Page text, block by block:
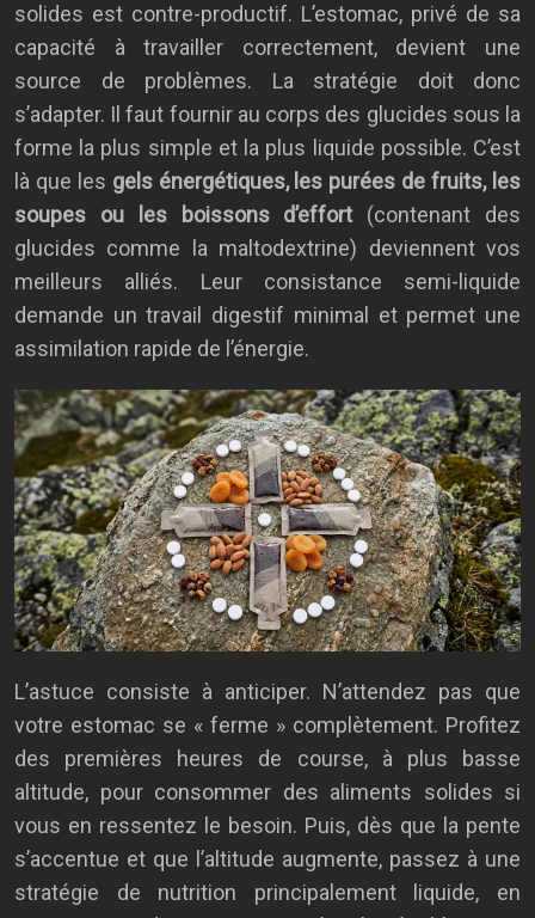
solides est contre-productif. L’estomac, privé de sa
capacité à travailler correctement, devient une
source de problèmes. La stratégie doit donc
s’adapter. Il faut fournir au corps des glucides sous la
forme la plus simple et la plus liquide possible. C’est
là que les gels énergétiques, les purées de fruits, les
soupes ou les boissons d’effort(contenant des
glucides comme la maltodextrine) deviennent vos
meilleurs alliés. Leur consistance semi-liquide
demande un travail digestif minimal et permet une
assimilation rapide de l’énergie.
L’astuce consiste à anticiper. N’attendez pas que
votre estomac se « ferme » complètement. Profitez
des premières heures de course, à plus basse
altitude, pour consommer des aliments solides si
vous en ressentez le besoin. Puis, dès que la pente
s’accentue et que l’altitude augmente, passez à une
stratégie de nutrition principalement liquide, en